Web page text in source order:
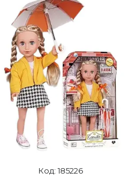
Залишилось 4 дні
185226